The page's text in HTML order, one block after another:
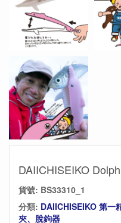
DAIICHISEIKO
貨號: BS33310_1
分類: DAIICHISEIKO 第一
夾、脫鉤器